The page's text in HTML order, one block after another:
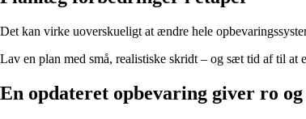
Det kan virke uoverskueligt at ændre hele
Lav en plan med små, realistiske skridt – og sæt tid af til at
En opdateret opbevaring giver ro